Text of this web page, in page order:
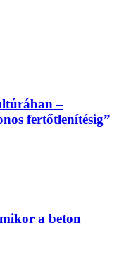
–
fertőtlenítésig”
a beton